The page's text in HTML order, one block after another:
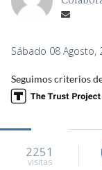
Sábado 08 Agosto,
Seguimos criterios
2251
visitas